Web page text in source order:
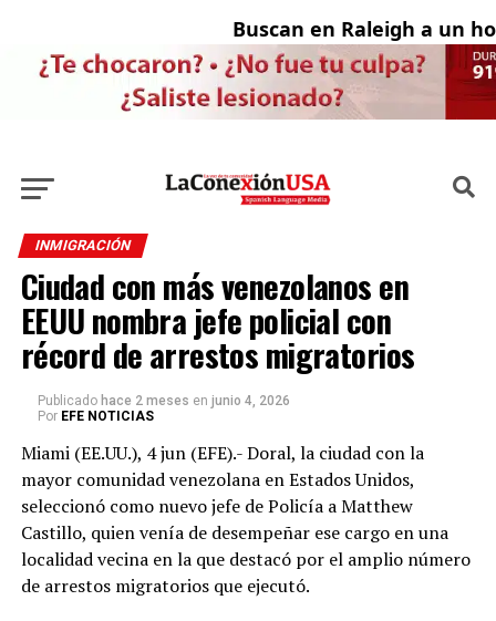
Buscan en Raleigh a un
INMIGRACIÓN
Ciudad con más venezolanos en
EEUU nombra jefe policial con
récord de arrestos migratorios
Publicado hace 2 meses en junio 4, 2026
Por EFE NOTICIAS
Miami (EE.UU.), 4 jun (EFE).- Doral, la ciudad con la
mayor comunidad venezolana en Estados Unidos,
seleccionó como nuevo jefe de Policía a Matthew
Castillo, quien venía de desempeñar ese cargo en una
localidad vecina en la que destacó por el amplio número
de arrestos migratorios que ejecutó.